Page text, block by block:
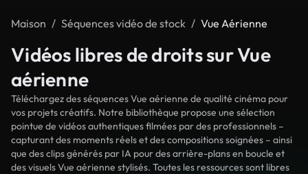
Maison Séquences vidéo de stock Vue Aérienne
Vidéos libres de droits sur Vue
aérienne
Téléchargez des séquences Vue aérienne de qualité cinéma pour
vos projets créatifs. Notre bibliothèque propose une sélection
pointue de vidéos authentiques filmées par des professionnels –
capturant des moments réels et des compositions soignées – ainsi
que des clips générés par IA pour des arrière-plans en boucle et
des visuels Vue aérienne stylisés. Toutes les ressources sont libres